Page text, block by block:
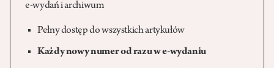
e-wydań i archiwum
Pełny dostęp do wszystkich artykułów
Każdy nowy numer od razu w e-wydaniu